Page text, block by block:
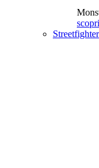
Streetfighter